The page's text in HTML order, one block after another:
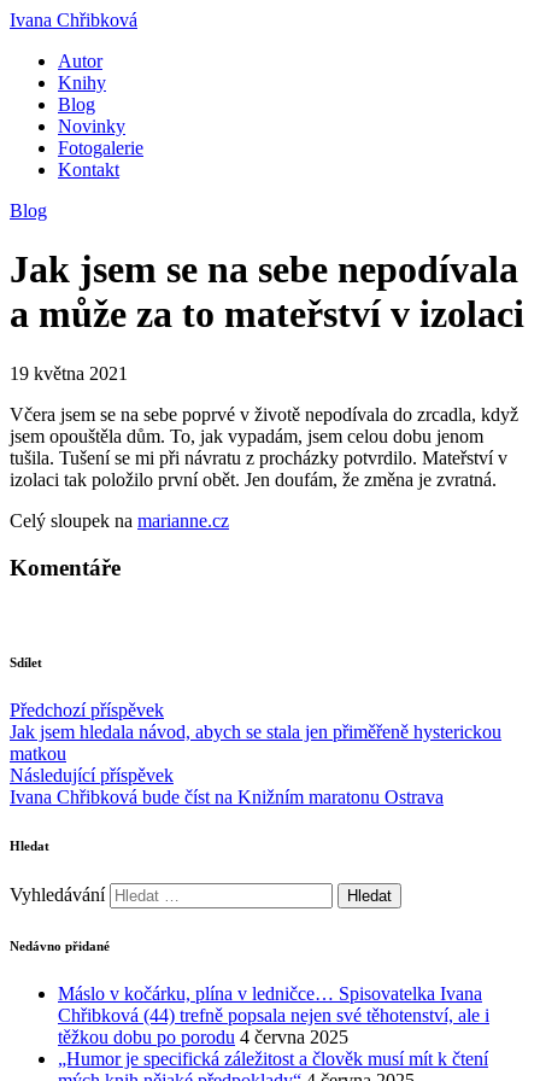
Ivana Chřibková
Autor
Knihy
Blog
Novinky
Fotogalerie
Kontakt
Blog
Jak jsem se na sebe nepodívala
a může za to mateřství v izolaci
19 května 2021
Včera jsem se na sebe poprvé v životě nepodívala do zrcadla, když
jsem opouštěla dům. To, jak vypadám, jsem celou dobu jenom
tušila. Tušení se mi při návratu z procházky potvrdilo. Mateřství v
izolaci tak položilo první obět. Jen doufám, že změna je zvratná.
Celý sloupek na marianne.cz
Komentáře
Sdílet
Předchozí příspěvek
Jak jsem hledala návod, abych se stala jen přiměřeně hysterickou
matkou
Následující příspěvek
Ivana Chřibková bude číst na Knižním maratonu Ostrava
Hledat
Vyhledávání
Nedávno přidané
Máslo v kočárku, plína v ledničce… Spisovatelka Ivana
Chřibková (44) trefně popsala nejen své těhotenství, ale i
těžkou dobu po porodu 4 června 2025
„Humor je specifická záležitost a člověk musí mít k čtení